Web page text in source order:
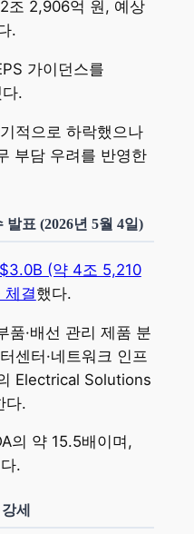
조 2,906억 원, 예상
.
가이던스를
.
적으로 하락했으나
부담 우려를 반영한
발표 (2026년 5월 4일)
(약 4조 5,210
체결했다.
품·배선 관리 제품 분
센터·네트워크 인프
Electrical Solutions
다.
의 약 15.5배이며,
.
세